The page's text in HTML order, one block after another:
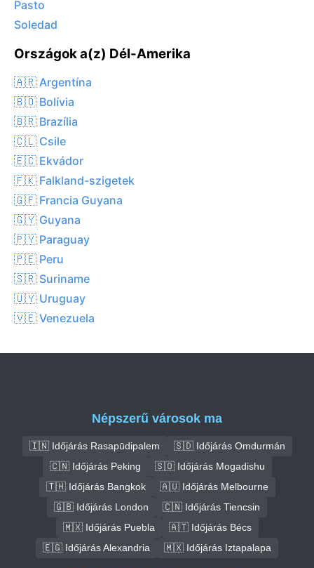
Pasto
Soledad
Országok a(z) Dél-Amerika
🇦🇷 Argentína
🇧🇴 Bolívia
🇧🇷 Brazília
🇨🇱 Csile
🇪🇨 Ekvádor
🇫🇰 Falkland-szigetek
🇬🇫 Francia Guyana
🇬🇾 Guyana
🇵🇾 Paraguay
🇵🇪 Peru
🇸🇷 Suriname
🇺🇾 Uruguay
🇻🇪 Venezuela
Népszerű városok ma
🇮🇳 Időjárás Rasapūdipalem
🇸🇩 Időjárás Omdurmán
🇨🇳 Időjárás Peking
🇸🇴 Időjárás Mogadishu
🇹🇭 Időjárás Bangkok
🇦🇺 Időjárás Melbourne
🇬🇧 Időjárás London
🇨🇳 Időjárás Tiencsin
🇲🇽 Időjárás Puebla
🇦🇹 Időjárás Bécs
🇪🇬 Időjárás Alexandria
🇲🇽 Időjárás Iztapalapa